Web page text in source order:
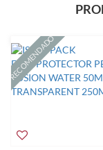
RECOMENDADO